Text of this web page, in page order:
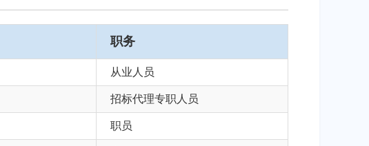
职务
从业人员
招标代理专职人员
职员